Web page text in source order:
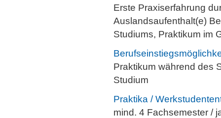
Erste Praxiserfahrung
Auslandsaufenthalt(e)
Studiums, Praktikum im
Praktikum während des
Studium
Praktika /
mind. 4 Fachsemester /